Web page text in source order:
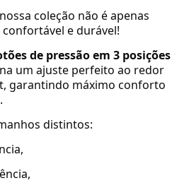
coleção não é apenas
e durável!
de pressão em 3 posições
um ajuste perfeito ao redor
garantindo máximo conforto
distintos:
,